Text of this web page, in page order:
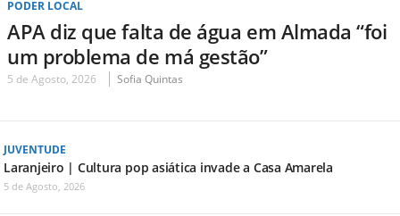
PODER LOCAL
APA diz que falta de água em Almada “foi
um problema de má gestão”
5 de Agosto, 2026 Sofia Quintas
JUVENTUDE
Laranjeiro | Cultura pop asiática invade a Casa Amarela
5 de Agosto, 2026